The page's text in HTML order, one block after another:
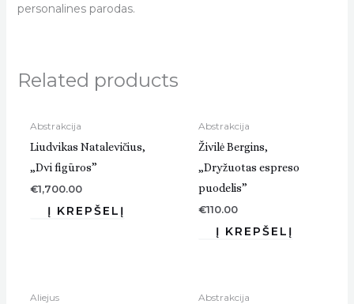
personalines parodas.
Related products
Abstrakcija
Liudvikas Natalevičius,
„Dvi figūros”
€1,700.00
Abstrakcija
Živilė Bergins,
„Dryžuotas espreso
puodelis”
€110.00
Aliejus Abstrakcija